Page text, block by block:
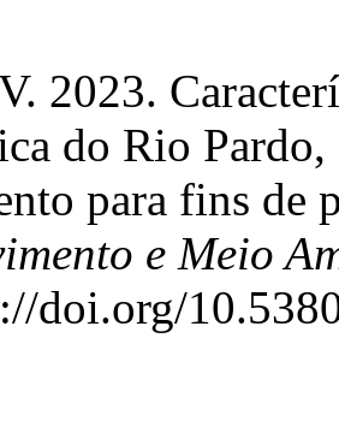
2023.
do Rio Pardo,
para fins de
e Meio
doi.org/